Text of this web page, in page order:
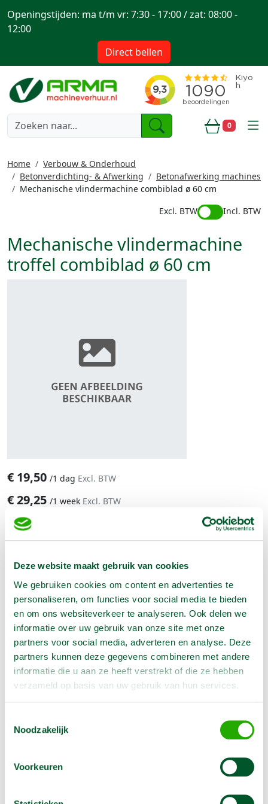
Deze website maakt gebruik van cookies
We gebruiken cookies om content en advertenties te
personaliseren, om functies voor social media te bieden
en om ons websiteverkeer te analyseren. Ook delen we
informatie over uw gebruik van onze site met onze
partners voor social media, adverteren en analyse. Deze
partners kunnen deze gegevens combineren met andere
informatie die u aan ze heeft verstrekt of die ze hebben
verzameld op basis van uw gebruik van hun services.
Noodzakelijk
Voorkeuren
0
Openingstijden: ma t/m vr: 7:30 - 17:00 / zat: 08:00 -
12:00
Direct bellen
Home
Verbouw & Onderhoud
Betonverdichting- & Afwerking
Betonafwerking machines
Mechanische vlindermachine combiblad ø 60 cm
Excl. BTW
Incl. BTW
Mechanische vlindermachine
troffel combiblad ø 60 cm
€ 19,50 /1 dag Excl. BTW
€29,25 /1 week Excl. BTW
In winkelwagen te selecteren
Geen klantenkaart wél korting
Weekend = 1 huurdag
Bezorg-ophaal service
Avond van te voren halen; geen probleem
Specialistische machines
Producteigenschappen
Diameter